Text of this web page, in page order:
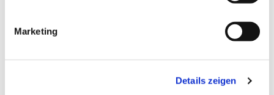
Marketing
Details zeigen
0151 68134038